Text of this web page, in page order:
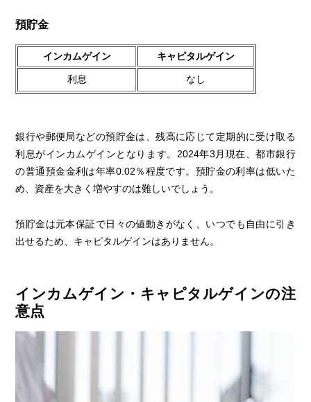
預貯金
インカムゲイン キャピタルゲイン
利息 なし
銀行や郵便局などの預貯金は、残高に応じて定期的に受け取る
利息がインカムゲインとなります。2024年3月現在、都市銀行
の普通預金金利は年率0.02％程度です。預貯金の利率は低いた
め、資産を大きく増やすのは難しいでしょう。
預貯金は元本保証で日々の値動きがなく、いつでも自由に引き
出せるため、キャピタルゲインはありません。
インカムゲイン・キャピタルゲインの注
意点